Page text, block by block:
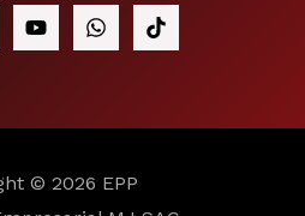
© 2026 EPP